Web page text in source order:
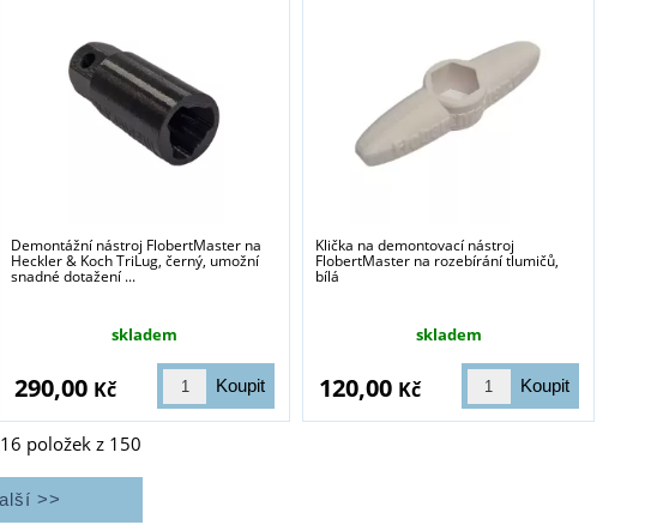
Demontážní nástroj FlobertMaster na
Heckler & Koch TriLug, černý, umožní
snadné dotažení ...
skladem
290,00 Kč
Klička na demontovací nástroj
FlobertMaster na rozebírání tlumičů,
bílá
skladem
120,00 Kč
16 položek z 150